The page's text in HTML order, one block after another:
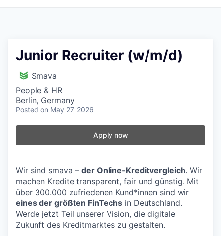
Junior Recruiter (w/m/d)
Smava
People & HR
Berlin, Germany
Posted on May 27, 2026
Apply now
Wir sind smava – der Online-Kreditvergleich. Wir
machen Kredite transparent, fair und günstig. Mit
über 300.000 zufriedenen Kund*innen sind wir
eines der größten FinTechs in Deutschland.
Werde jetzt Teil unserer Vision, die digitale
Zukunft des Kreditmarktes zu gestalten.